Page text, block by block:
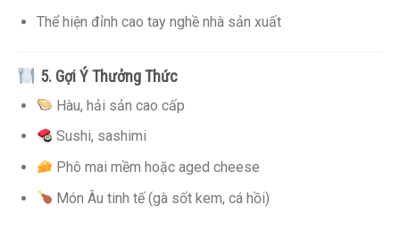
Thể hiện đỉnh cao tay nghề nhà sản xuất
5. Gợi Ý Thưởng Thức
Hàu, hải sản cao cấp
Sushi, sashimi
Phô mai mềm hoặc aged cheese
Món Âu tinh tế (gà sốt kem, cá hồi)